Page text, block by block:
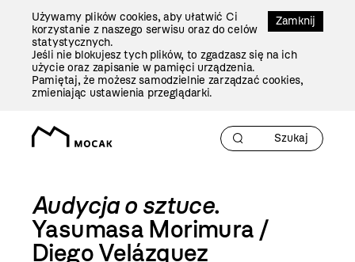
Zamknij
Używamy plików cookies, aby ułatwić Ci
korzystanie z naszego serwisu oraz do celów
statystycznych.
Jeśli nie blokujesz tych plików, to zgadzasz się na ich
użycie oraz zapisanie w pamięci urządzenia.
Pamiętaj, że możesz samodzielnie zarządzać cookies,
zmieniając ustawienia przeglądarki.
Audycja o sztuce.
Yasumasa Morimura /
Diego Velázquez